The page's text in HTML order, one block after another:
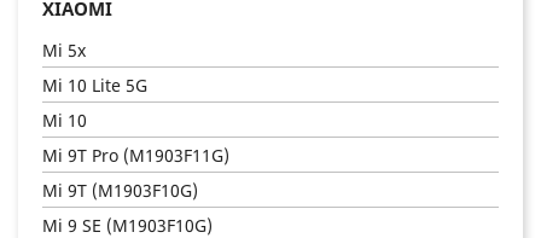
XIAOMI
Mi 5x
Mi 10 Lite 5G
Mi 10
Mi 9T Pro (M1903F11G)
Mi 9T (M1903F10G)
Mi 9 SE (M1903F10G)